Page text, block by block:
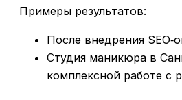
Примеры результатов:
После внедрения
Студия маникюра в
комплексной работе с